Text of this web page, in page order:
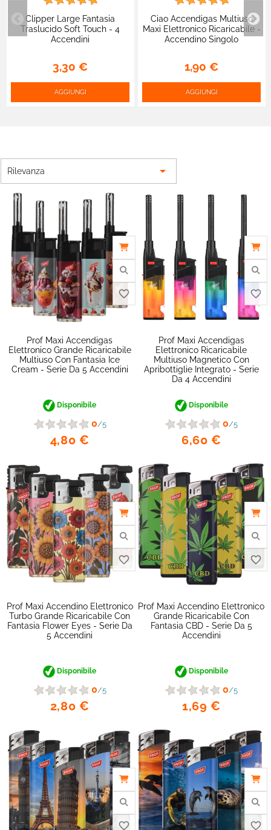
Clipper Large Fantasia
Traslucido Soft Touch - 4
Accendini
3,30 €
AGGIUNGI
Ciao Accendigas Multiuso
Maxi Elettronico Ricaricabile -
Accendino Singolo
1,90 €
AGGIUNGI
Rilevanza 
Prof Maxi Accendigas
Elettronico Grande Ricaricabile
Multiuso Con Fantasia Ice
Cream - Serie Da 5 Accendini
Disponibile
0/5
4,80 €
Prof Maxi Accendigas
Elettronico Ricaricabile
Multiuso Magnetico Con
Apribottiglie Integrato - Serie
Da 4 Accendini
Disponibile
0/5
6,60 €
Prof Maxi Accendino Elettronico
Turbo Grande Ricaricabile Con
Fantasia Flower Eyes - Serie Da
5 Accendini
Disponibile
0/5
2,80 €
Prof Maxi Accendino Elettronico
Grande Ricaricabile Con
Fantasia CBD - Serie Da 5
Accendini
Disponibile
0/5
1,69 €